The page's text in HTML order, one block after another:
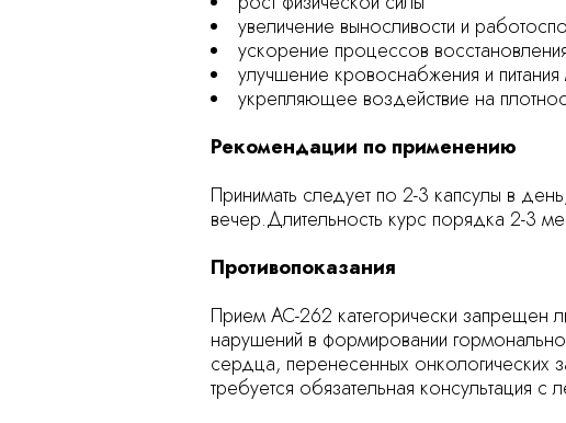
увеличение выносливости и
ускорение процессов
улучшение кровоснабжения и
укрепляющее воздействие на
Рекомендации по применению
Принимать следует по 2-3 капсулы в
вечер.Длительность курс порядка 2-3
Противопоказания
Прием AC-262 категорически
нарушений в формировании
сердца, перенесенных онкологических
требуется обязательная консультация